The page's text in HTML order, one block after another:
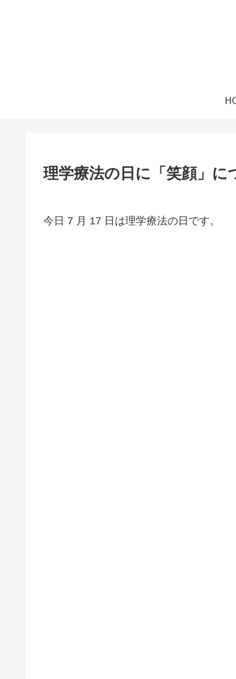
理学療法の日に「笑顔」に
今日 7 月 17 日は理学療法の日です。